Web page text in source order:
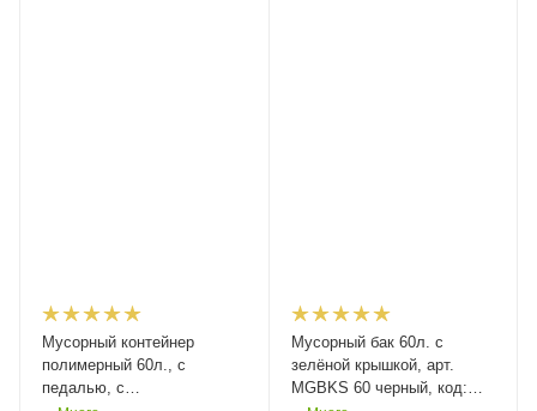
Мусорный контейнер
полимерный 60л., с
педалью, с
Мусорный бак 60л. с
зелёной крышкой, арт.
MGBKS 60 черный, код: